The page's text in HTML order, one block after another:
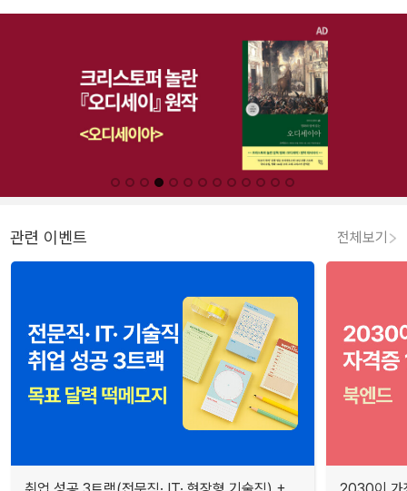
관련 이벤트 전체보기